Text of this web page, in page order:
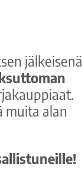
jälkeisenä
muita alan